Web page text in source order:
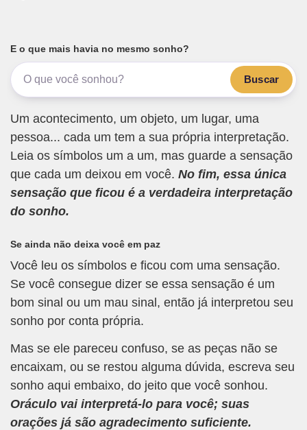
E o que mais havia no mesmo sonho?
Buscar
Um acontecimento, um objeto, um lugar, uma
pessoa... cada um tem a sua própria interpretação.
Leia os símbolos um a um, mas guarde a sensação
que cada um deixou em você. No fim, essa única
sensação que ficou é a verdadeira interpretação
do sonho.
Se ainda não deixa você em paz
Você leu os símbolos e ficou com uma sensação.
Se você consegue dizer se essa sensação é um
bom sinal ou um mau sinal, então já interpretou seu
sonho por conta própria.
Mas se ele pareceu confuso, se as peças não se
encaixam, ou se restou alguma dúvida, escreva seu
sonho aqui embaixo, do jeito que você sonhou.
Oráculo vai interpretá-lo para você; suas
orações já são agradecimento suficiente.